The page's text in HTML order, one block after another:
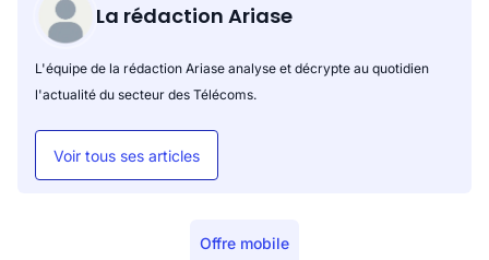
La rédaction Ariase
L'équipe de la rédaction Ariase analyse et décrypte au quotidien
l'actualité du secteur des Télécoms.
Voir tous ses articles
Offre mobile